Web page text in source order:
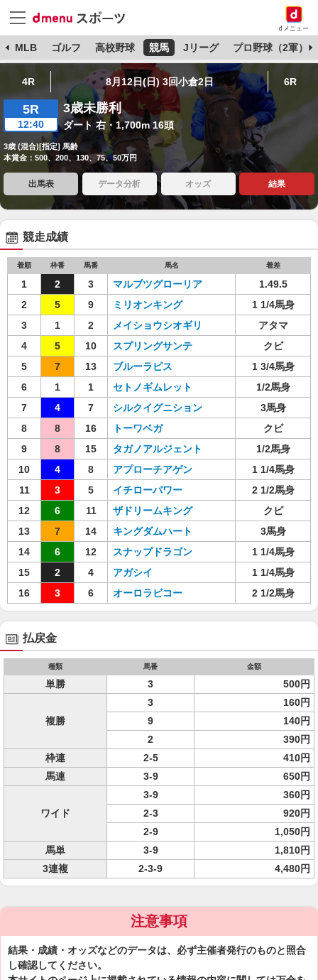
dメニュー
MLB ゴルフ 高校野球 競馬 Jリーグ プロ野球（2軍）
4R 8月12日(日) 3回小倉2日 6R
5R
12:40
3歳未勝利
ダート 右・1,700m 16頭
3歳 (混合)[指定] 馬齢
本賞金：500、200、130、75、50万円
出馬表 データ分析 オッズ 結果
競走成績
着順 枠番 馬番 馬名 着差
1 2 3 マルブツグローリア
1.49.5
2
5 9 ミリオンキング
1 1/4馬身
3
1 2 メイショウシオギリ
アタマ
4
5 10 スプリングサンテ
クビ
5
7 13 ブルーラピス
1 3/4馬身
6
1 1 セトノギムレット
1/2馬身
7
4 7 シルクイグニション
3馬身
8
8 16 トーワベガ
クビ
9
8 15 タガノアルジェント
1/2馬身
10
4 8 アプローチアゲン
1 1/4馬身
11
3 5 イチローパワー
2 1/2馬身
12
6 11 ザドリームキング
クビ
13
7 14 キングダムハート
3馬身
14
6 12 スナップドラゴン
1 1/4馬身
15
2 4 アガシイ
1 1/4馬身
16
3 6 オーロラビコー 2 1/2馬身
払戻金
種類 馬番 金額
単勝 3 500円
複勝
3
160円
9
140円
2
390円
枠連
2-5
410円
馬連
3-9 650円
ワイド
3-9
360円
2-3
920円
2-9
1,050円
馬単
3-9
1,810円
3連複
2-3-9 4,480円
注意事項
結果・成績・オッズなどのデータは、必ず主催者発行のものと照合
し確認してください。